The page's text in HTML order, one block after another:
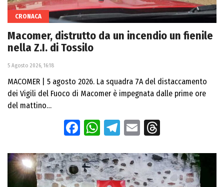
CRONACA
Macomer, distrutto da un incendio un fienile
nella Z.I. di Tossilo
5 Agosto 2026, 16:18
MACOMER | 5 agosto 2026. La squadra 7A del distaccamento
dei Vigili del Fuoco di Macomer è impegnata dalle prime ore
del mattino…
Facebook
WhatsApp
Telegram
Email